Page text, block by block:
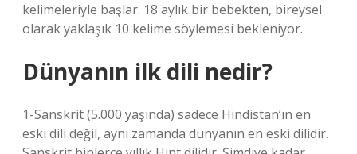
kelimeleriyle başlar. 18 aylık bir bebekten, bireysel
olarak yaklaşık 10 kelime söylemesi bekleniyor.
Dünyanın ilk dili nedir?
1-Sanskrit (5.000 yaşında) sadece Hindistan’ın en
eski dili değil, aynı zamanda dünyanın en eski dilidir.